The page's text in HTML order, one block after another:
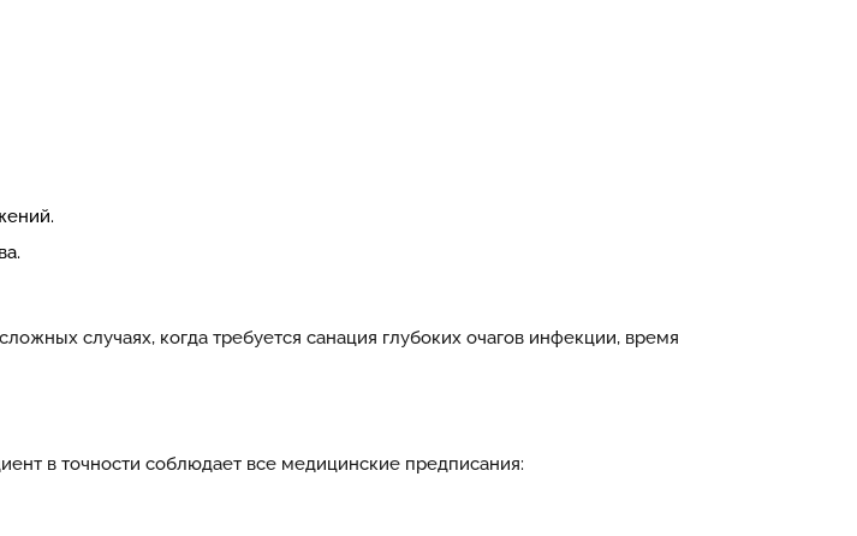
случаях, когда требуется санация глубоких очагов инфекции, время
в точности соблюдает все медицинские предписания: